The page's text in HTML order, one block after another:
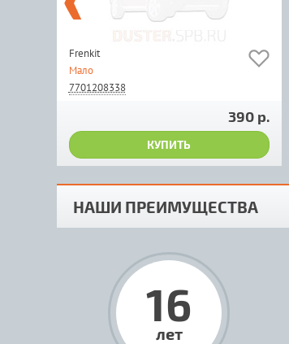
Frenkit
Мало
7701208338
390 р.
КУПИТЬ
НАШИ ПРЕИМУЩЕСТВА
16
лет